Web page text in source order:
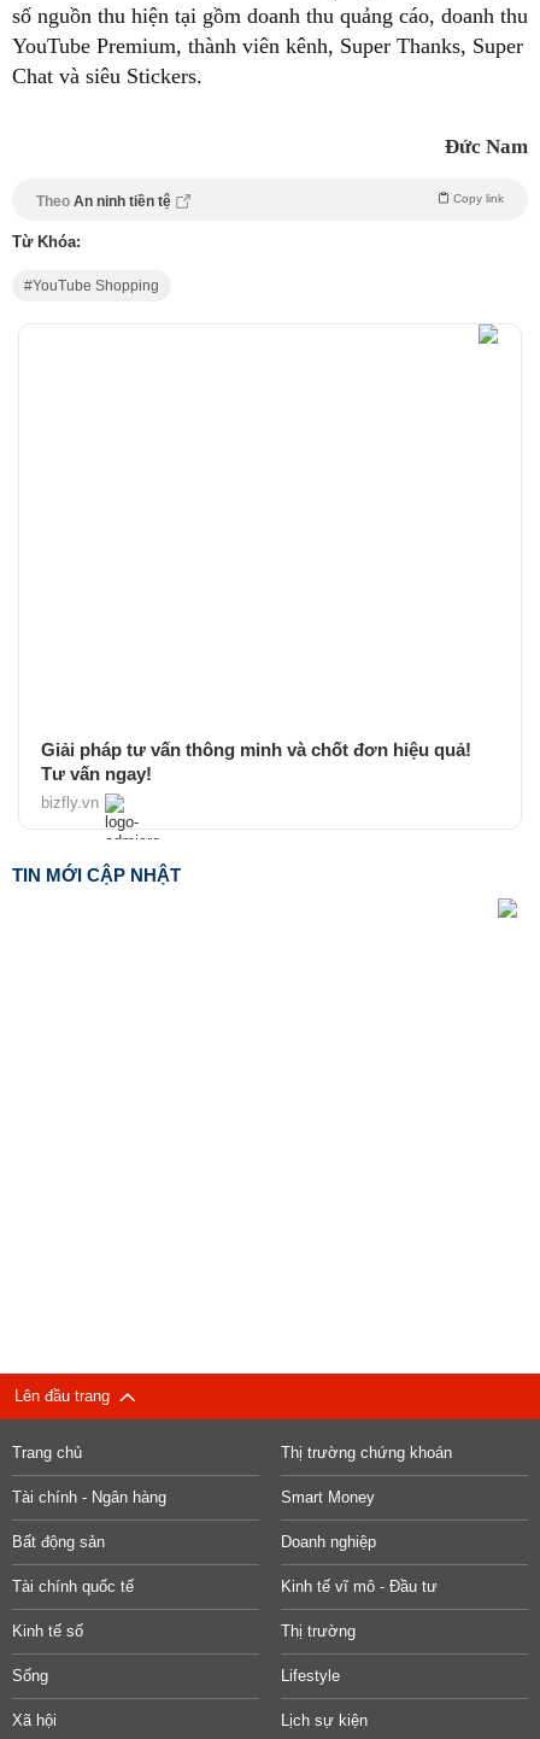
số nguồn thu hiện tại gồm doanh thu quảng cáo, doanh thu
YouTube Premium, thành viên kênh, Super Thanks, Super
Chat và siêu Stickers.
Đức Nam
Theo An ninh tiền tệ Copy link
Từ Khóa:
YouTube Shopping
Giải pháp tư vấn thông minh và chốt đơn hiệu quả!
Tư vấn ngay!
bizfly.vn
TIN MỚI CẬP NHẬT
Lên đầu trang
Trang chủ Thị trường chứng khoán
Tài chính - Ngân hàng Smart Money
Bất động sản Doanh nghiệp
Tài chính quốc tế Kinh tế vĩ mô - Đầu tư
Kinh tế số Thị trường
Sống Lifestyle
Xã hội Lịch sự kiện